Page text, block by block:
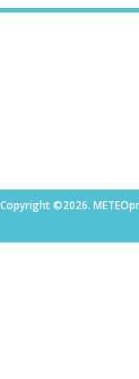
Copyright ©2026.